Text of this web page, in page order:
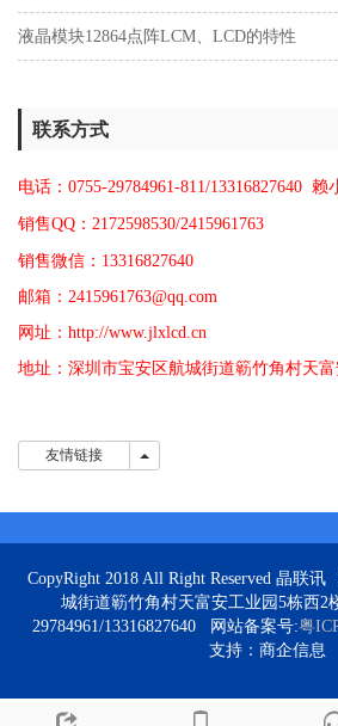
液晶模块12864点阵LCM、LCD的特性
联系方式
电话：0755-29784961-811/13316827640 赖
销售QQ：2172598530/2415961763
销售微信：13316827640
邮箱：2415961763@qq.com
网址：http://www.jlxlcd.cn
地址：深圳市宝安区航城街道簕竹角村天
友情链接 友情链接
CopyRight 2018 All Right Reserved 晶联
城街道簕竹角村天富安工业园5栋西
29784961/13316827640 网站备案号:粤
支持：商企信息